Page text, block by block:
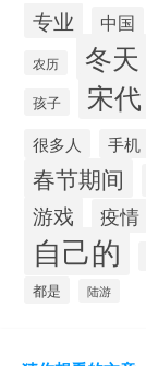
专业 中国
农历 冬天
孩子 宋代
很多人 手机
春节期间
游戏 疫情
自己的
都是 陆游